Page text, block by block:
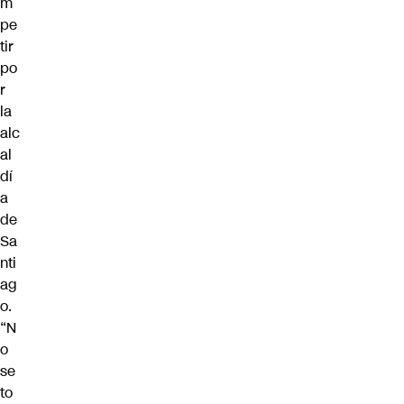
pe
tir
po
r
la
alc
al
dí
a
de
Sa
nti
ag
o.
“N
o
se
to